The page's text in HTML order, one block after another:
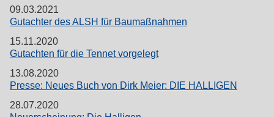
09.03.2021
Gutachter des ALSH für Baumaßnahmen
15.11.2020
Gutachten für die Tennet vorgelegt
13.08.2020
Presse: Neues Buch von Dirk Meier: DIE HALLIGEN
28.07.2020